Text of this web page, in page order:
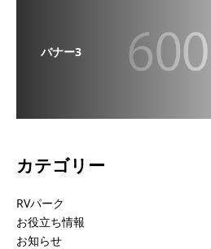
バナー3
カテゴリー
RVパーク
お役立ち情報
お知らせ